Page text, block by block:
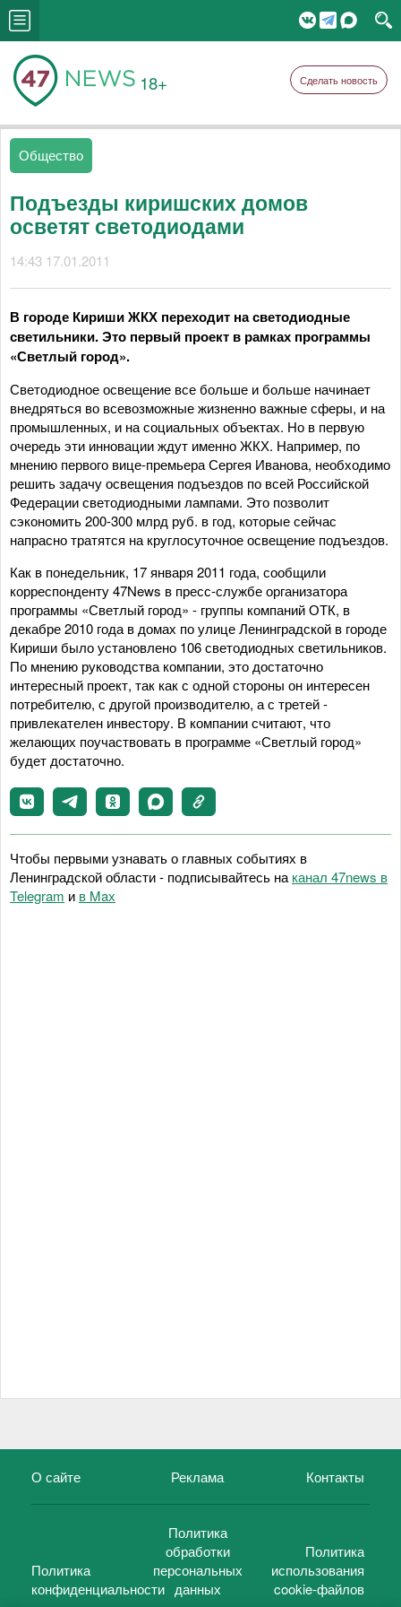
18+ Сделать новость
Общество
Подъезды киришских домов
осветят светодиодами
14:43 17.01.2011
В городе Кириши ЖКХ переходит на светодиодные
светильники. Это первый проект в рамках программы
«Светлый город».
Светодиодное освещение все больше и больше начинает
внедряться во всевозможные жизненно важные сферы, и на
промышленных, и на социальных объектах. Но в первую
очередь эти инновации ждут именно ЖКХ. Например, по
мнению первого вице-премьера Сергея Иванова, необходимо
решить задачу освещения подъездов по всей Российской
Федерации светодиодными лампами. Это позволит
сэкономить 200-300 млрд руб. в год, которые сейчас
напрасно тратятся на круглосуточное освещение подъездов.
Как в понедельник, 17 января 2011 года, сообщили
корреспонденту 47News в пресс-службе организатора
программы «Светлый город» - группы компаний ОТК, в
декабре 2010 года в домах по улице Ленинградской в городе
Кириши было установлено 106 светодиодных светильников.
По мнению руководства компании, это достаточно
интересный проект, так как с одной стороны он интересен
потребителю, с другой производителю, а с третей -
привлекателен инвестору. В компании считают, что
желающих поучаствовать в программе «Светлый город»
будет достаточно.
Чтобы первыми узнавать о главных событиях в
Ленинградской области - подписывайтесь на канал 47news в
Telegram и в Maх
О сайте Реклама Контакты
Политика
конфиденциальности
Политика
обработки
персональных
данных
Политика
использования
cookie-файлов